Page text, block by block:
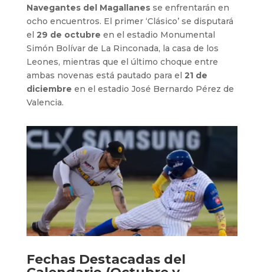
Navegantes del Magallanesse enfrentarán en
ocho encuentros. El primer ‘Clásico’ se disputará
el 29 de octubre en el estadio Monumental
Simón Bolívar de La Rinconada, la casa de los
Leones, mientras que el último choque entre
ambas novenas está pautado para el 21 de
diciembre en el estadio José Bernardo Pérez de
Valencia.
Fechas Destacadas del